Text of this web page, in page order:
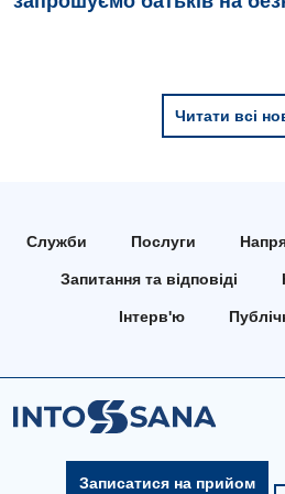
Медична психологія
Оториноларингологія
Педіатричне відділення
Пульмонологія
Читати всі
Служби Послуги
Запитання та відповіді
Інтерв'ю
Записатися на прийом